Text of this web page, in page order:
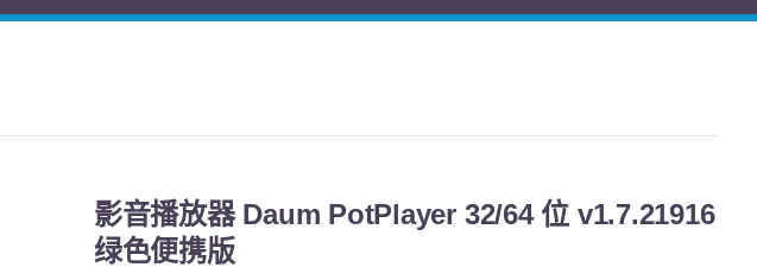
影音播放器 Daum PotPlayer 32/64 位 v1.7.21916
绿色便携版